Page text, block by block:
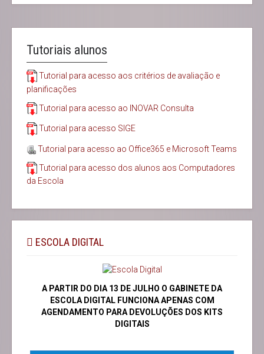
Tutoriais alunos
Tutorial para acesso aos critérios de avaliação e
planificações
Tutorial para acesso ao INOVAR Consulta
Tutorial para acesso SIGE
Tutorial para acesso ao Office365 e Microsoft Teams
Tutorial para acesso dos alunos aos Computadores
da Escola
ESCOLA DIGITAL
A PARTIR DO DIA 13 DE JULHO O GABINETE DA
ESCOLA DIGITAL FUNCIONA APENAS COM
AGENDAMENTO PARA DEVOLUÇÕES DOS KITS
DIGITAIS